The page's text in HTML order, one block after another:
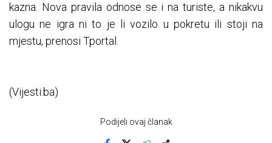
kazna. Nova pravila odnose se i na turiste, a nikakvu
ulogu ne igra ni to je li vozilo u pokretu ili stoji na
mjestu, prenosi Tportal.
(Vijesti.ba)
Podijeli ovaj članak